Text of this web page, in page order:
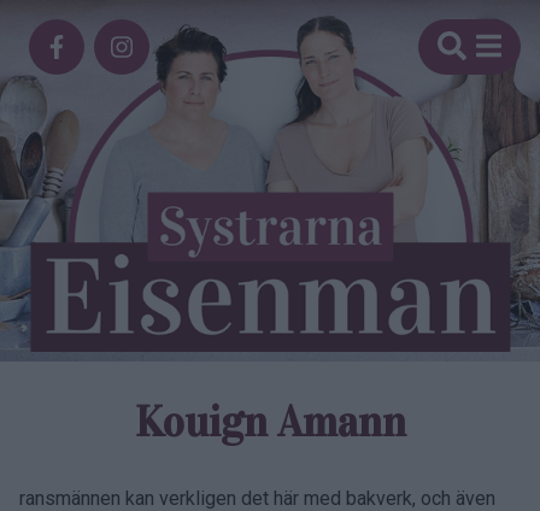
Kouign Amann
ransmännen kan verkligen det här med bakverk, och även